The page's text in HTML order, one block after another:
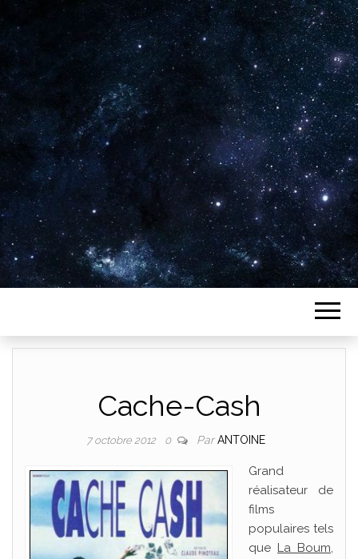
Plus de 2800 critiques de films
Cache-Cash
7 octobre 2012 0 ParANTOINE
Grand
réalisateur de
films
populaires tels
que La Boum,